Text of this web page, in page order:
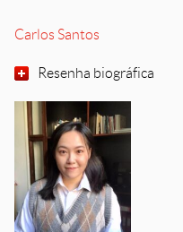
Carlos Santos
Resenha biográfica